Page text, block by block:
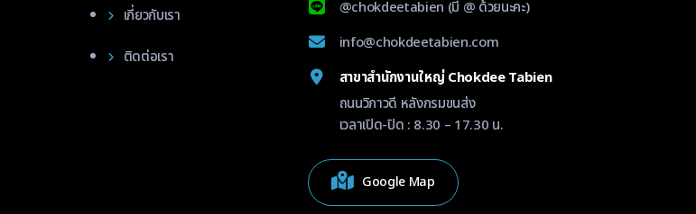
เกี่ยวกับเรา
ติดต่อเรา
@chokdeetabien (มี @ ด้วยนะคะ)
info@chokdeetabien.com
สาขาสำนักงานใหญ่ Chokdee Tabien
ถนนวิภาวดี หลังกรมขนส่ง
เวลาเปิด-ปิด : 8.30 – 17.30 น.
Google Map